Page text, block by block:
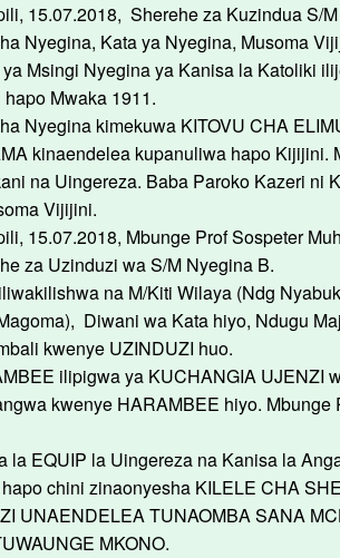
15.07.2018, Sherehe za Kuzindua S/
Nyegina, Kata ya Nyegina, Musoma
Msingi Nyegina ya Kanisa la Katoliki
Mwaka 1911.
Nyegina kimekuwa KITOVU CHA
kinaendelea kupanuliwa hapo Kijijini.
na Uingereza. Baba Paroko Kazeri
Vijijini.
15.07.2018, Mbunge Prof Sospeter
za Uzinduzi wa S/M Nyegina B.
na M/Kiti Wilaya (Ndg
Diwani wa Kata hiyo, Ndugu
kwenye UZINDUZI huo.
ilipigwa ya KUCHANGIA UJENZI
kwenye HARAMBEE hiyo.
la EQUIP la Uingereza na Kanisa la
chini zinaonyesha KILELE CHA
UNAENDELEA TUNAOMBA SANA
MKONO.